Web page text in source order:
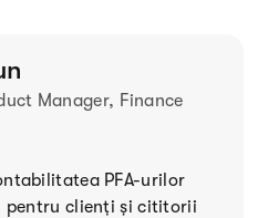
Manager, Finance
PFA-urilor
pentru clienți și cititorii